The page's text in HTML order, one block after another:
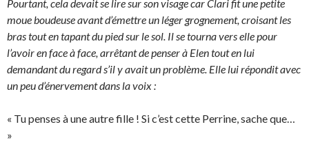
Pourtant, cela devait se lire sur son visage car Clari fit une petite
moue boudeuse avant d’émettre un léger grognement, croisant les
bras tout en tapant du pied sur le sol. Il se tourna vers elle pour
l’avoir en face à face, arrêtant de penser à Elen tout en lui
demandant du regard s’il y avait un problème. Elle lui répondit avec
un peu d’énervement dans la voix :
« Tu penses à une autre fille ! Si c’est cette Perrine, sache que…
»